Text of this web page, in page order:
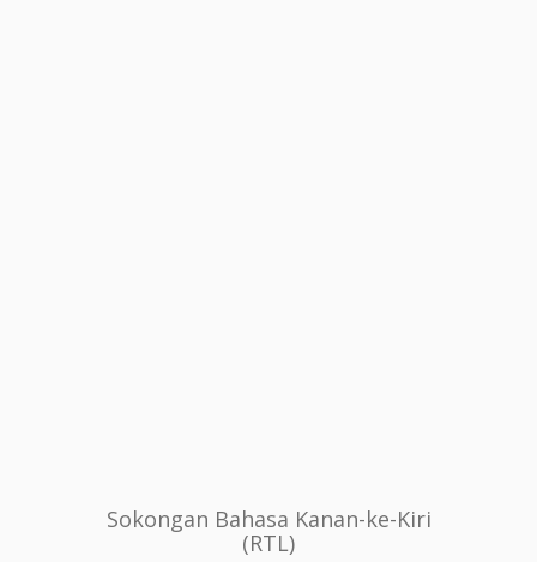
Sokongan Bahasa Kanan-ke-Kiri
(RTL)